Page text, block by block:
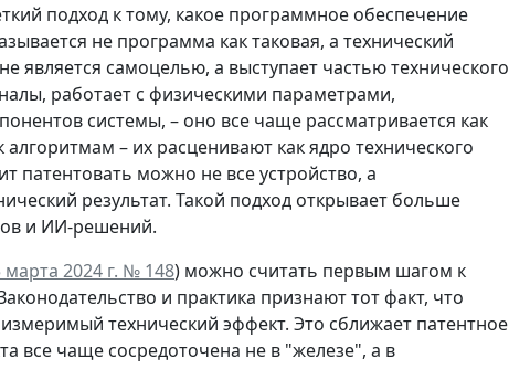
подход к тому, какое программное обеспечение
не программа как таковая, а технический
самоцелью, а выступает частью технического
работает с физическими параметрами,
системы, – оно все чаще рассматривается как
– их расценивают как ядро технического
патентовать можно не все устройство, а
результат. Такой подход открывает больше
и ИИ-решений.
2024 г. № 148) можно считать первым шагом к
и практика признают тот факт, что
технический эффект. Это сближает патентное
все чаще сосредоточена не в "железе", а в